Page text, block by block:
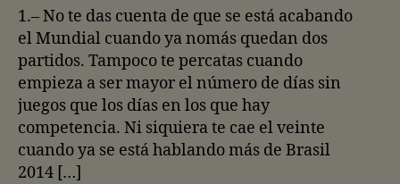
entrada
entrada
1.– No te das cuenta de que se está acabando
el Mundial cuando ya nomás quedan dos
partidos. Tampoco te percatas cuando
empieza a ser mayor el número de días sin
juegos que los días en los que hay
competencia. Ni siquiera te cae el veinte
cuando ya se está hablando más de Brasil
2014 […]